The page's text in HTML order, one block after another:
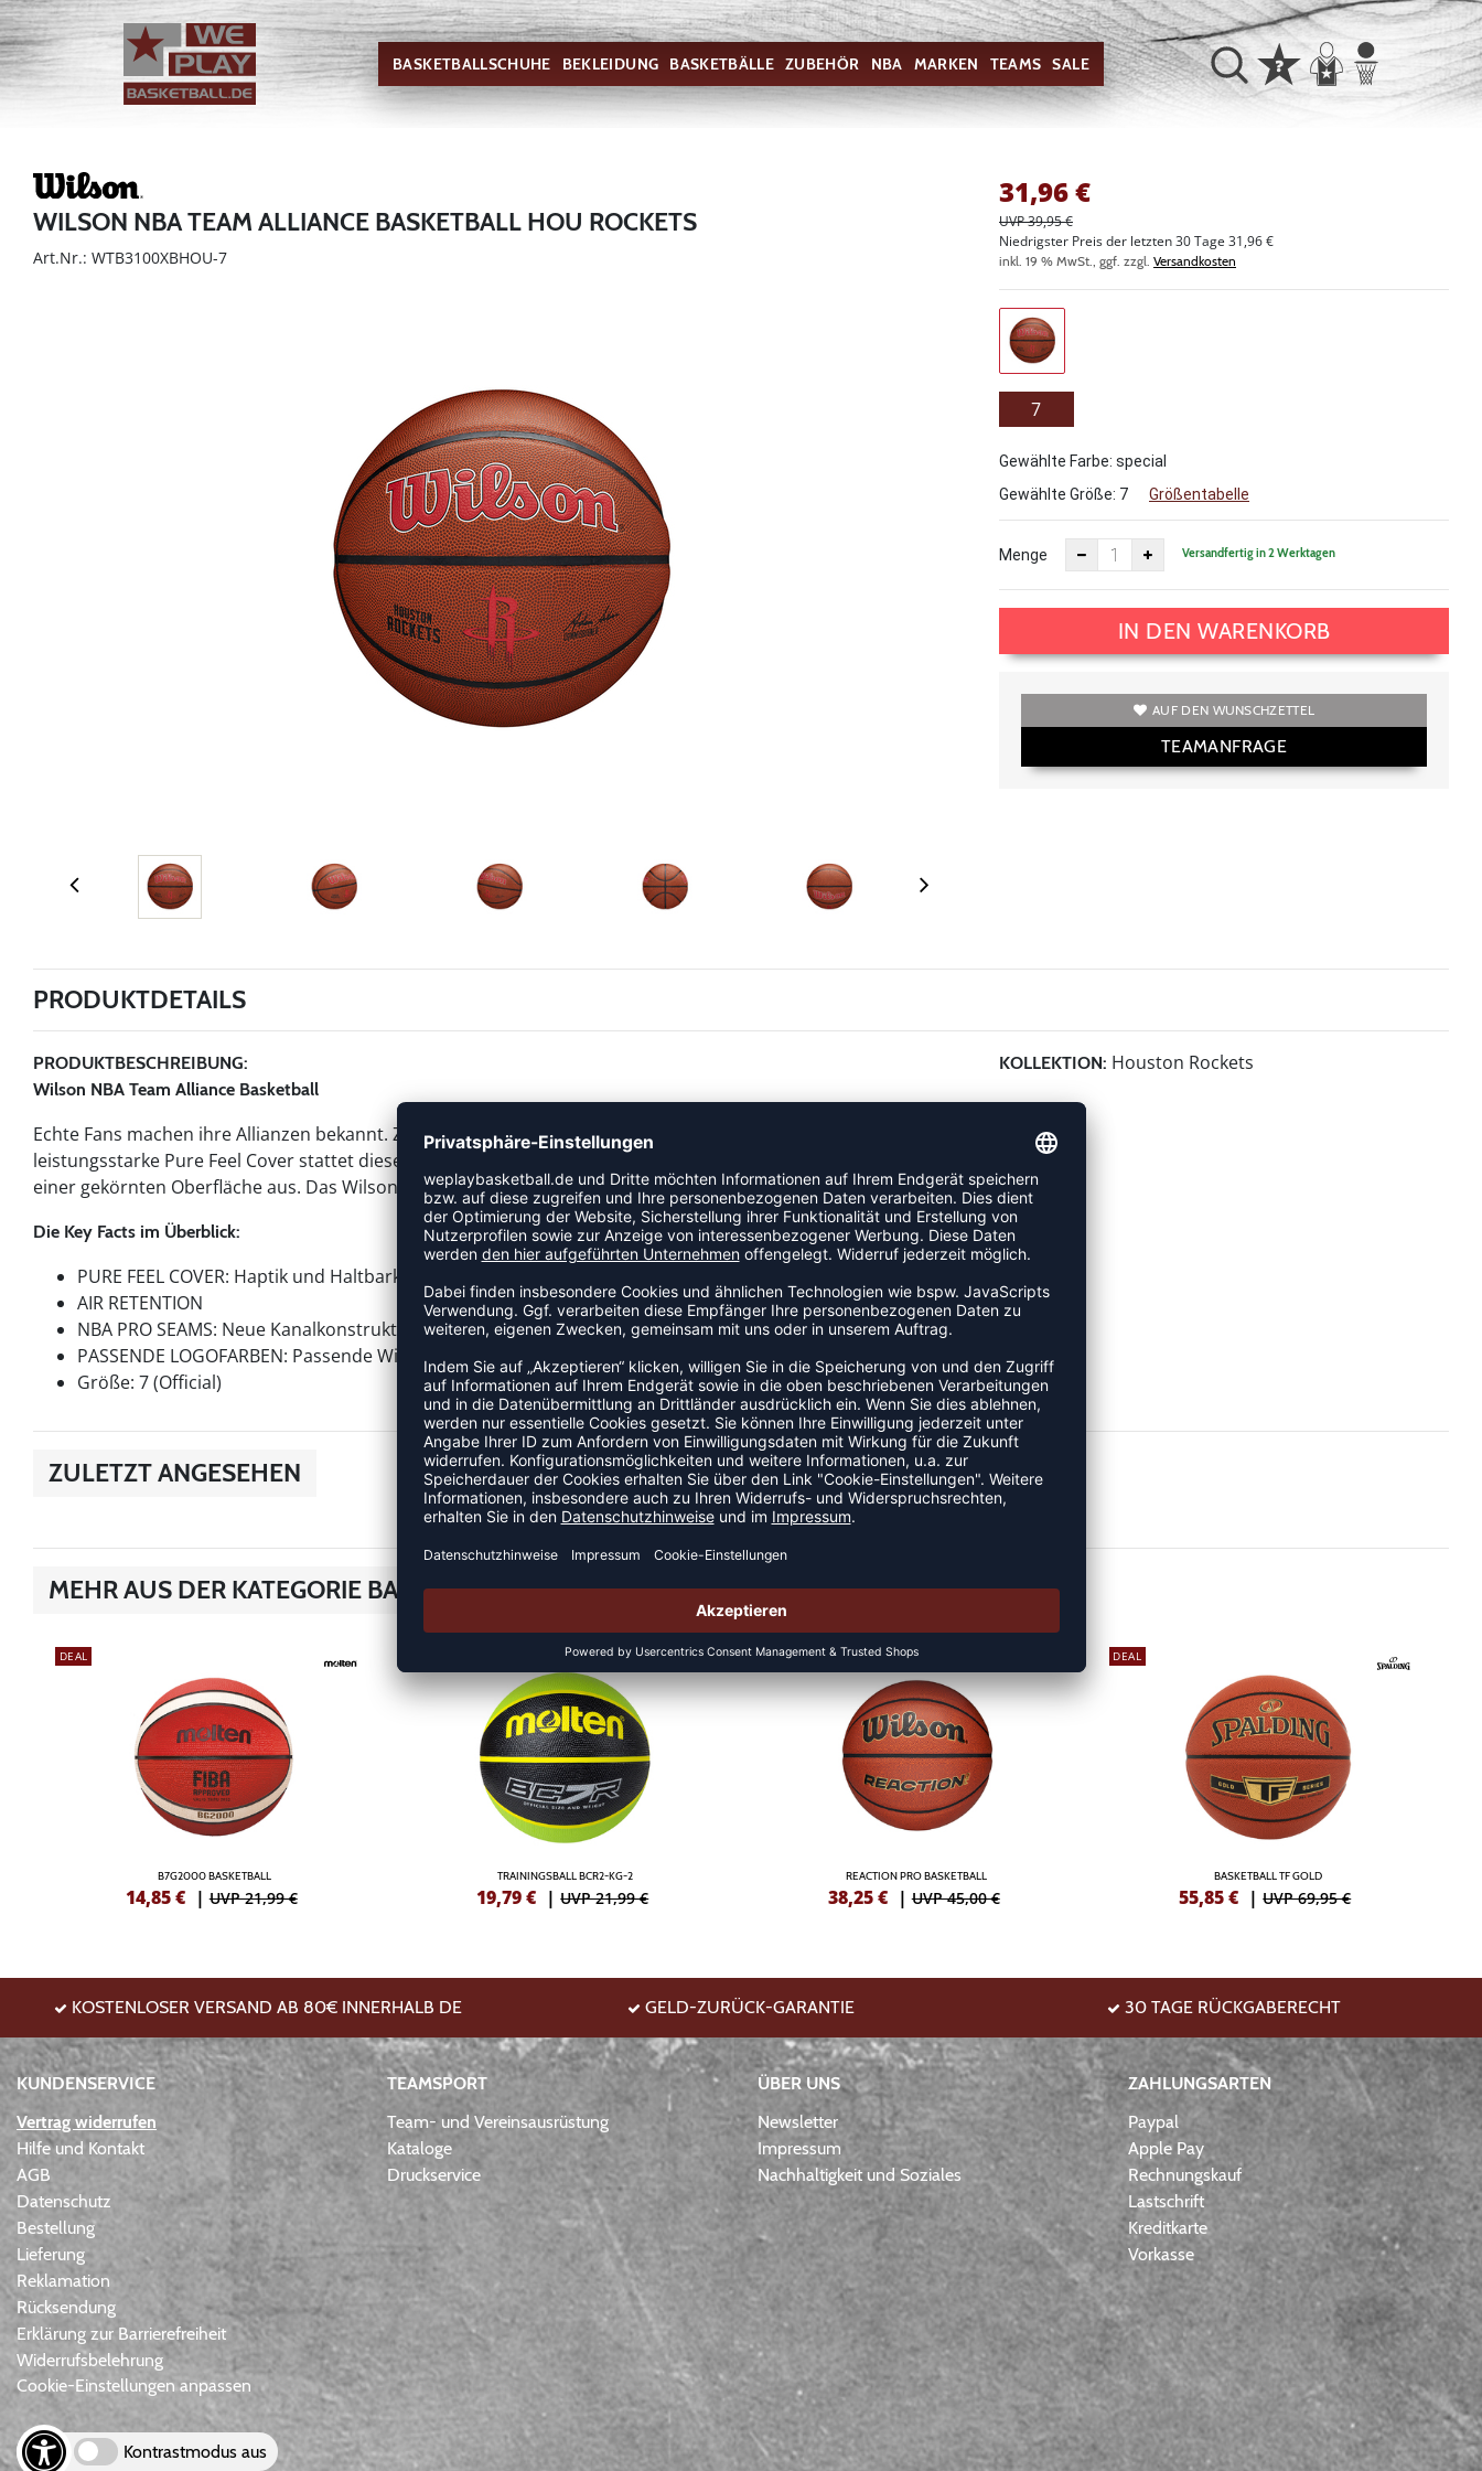
BASKETBALLSCHUHE BEKLEIDUNG BASKETBÄLLE ZUBEHÖR NBA MARKEN TEAMS SALE
WILSON NBA TEAM ALLIANCE BASKETBALL HOU ROCKETS
Art.Nr.: WTB3100XBHOU-7
31,96€
UVP 39,95 €
Niedrigster Preis der letzten 30 Tage 31,96 €
inkl. 19 % MwSt., ggf. zzgl. Versandkosten
7
Gewählte Farbe: special
Gewählte Größe: 7 Größentabelle
Menge Versandfertig in 2 Werktagen
IN DEN WARENKORB
AUF DEN WUNSCHZETTEL
TEAMANFRAGE
PRODUKTDETAILS
PRODUKTBESCHREIBUNG:
Wilson NBA Team Alliance Basketball
Echte Fans machen ihre Allianzen bekannt. Zeige dein Stolz mit dem Wilson Team Alliance Basketball. Das
leistungsstarke Pure Feel Cover stattet diesen Ball mit einem Gefühl auf Profi-Niveau, Strapazierfähigkeit und
einer gekörnten Oberfläche aus. Das Wilson Logo und das Team-Logo sind farblich aufeinander abgestimmt.
Die Key Facts im Überblick:
PURE FEEL COVER: Haptik und Haltbarkeit auf Profi-Niveau
AIR RETENTION
NBA PRO SEAMS: Neue Kanalkonstruktion, angepasst an die Spielerpräferenzen
PASSENDE LOGOFARBEN: Passende Wilson und Team logo Farbe
Größe: 7 (Official)
KOLLEKTION: Houston Rockets
ZULETZT ANGESEHEN
MEHR AUS DER KATEGORIE BASKETBÄLLE
DEAL
B7G2000 BASKETBALL
14,85€ |UVP 21,99 €
TRAININGSBALL BCR2-KG-2
19,79€ |UVP 21,99 €
NEW
REACTION PRO BASKETBALL
38,25€ |UVP 45,00 €
DEAL
BASKETBALL TF GOLD
55,85€ |UVP 69,95 €
KOSTENLOSER VERSAND AB 80€ INNERHALB DE GELD-ZURÜCK-GARANTIE 30 TAGE RÜCKGABERECHT
KUNDENSERVICE
Vertrag widerrufen
Hilfe und Kontakt
AGB
Datenschutz
Bestellung
Lieferung
Reklamation
Rücksendung
Erklärung zur Barrierefreiheit
Widerrufsbelehrung
Cookie-Einstellungen anpassen
Kontrastmodus aus
TEAMSPORT
Team- und Vereinsausrüstung
Kataloge
Druckservice
ÜBER UNS
Newsletter
Impressum
Nachhaltigkeit und Soziales
ZAHLUNGSARTEN
Paypal
Apple Pay
Rechnungskauf
Lastschrift
Kreditkarte
Vorkasse